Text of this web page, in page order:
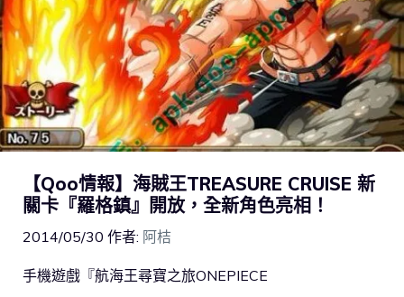
【Qoo情報】海賊王TREASURE CRUISE 新
關卡『羅格鎮』開放，全新角色亮相！
2014/05/30 作者: 阿桔
手機遊戲『航海王尋寶之旅ONEPIECE